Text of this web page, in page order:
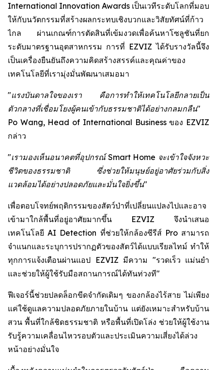
International Innovation Awards เป็นเวทีระดับโลกที่มอบ
ให้กับนวัตกรรมที่สร้างผลกระทบเชิงบวกและวิสัยทัศน์ที่ก้าว
ไกล ผ่านเกณฑ์การตัดสินที่เข้มงวดเพื่อค้นหาโซลูชันที่ยก
ระดับมาตรฐานอุตสาหกรรม การที่ EZVIZ ได้รับรางวัลนี้จึง
เป็นเครื่องยืนยันถึงความคิดสร้างสรรค์และคุณค่าของ
เทคโนโลยีที่เรามุ่งมั่นพัฒนาเสมอมา
"แรงบันดาลใจของเรา คือการทำให้เทคโนโลยีกลายเป็น
ตัวกลางที่เชื่อมโยงผู้คนเข้ากับธรรมชาติได้อย่างกลมกลืน"
Po Wang, Head of International Business ของ EZVIZ
กล่าว
"เรามองเห็นอนาคตที่อุปกรณ์ Smart Home จะเข้าใจจังหวะ
ชีวิตของธรรมชาติ ซึ่งช่วยให้มนุษย์อยู่อาศัยร่วมกับสิ่ง
แวดล้อมได้อย่างปลอดภัยและมั่นใจยิ่งขึ้น"
เพื่อตอบโจทย์พฤติกรรมของสัตว์ป่าที่เปลี่ยนแปลงไปและอาจ
เข้ามาใกล้พื้นที่อยู่อาศัยมากขึ้น EZVIZ จึงนำเสนอ
เทคโนโลยี AI Detection ที่ช่วยให้กล้องซีรีส์ Pro สามารถ
จำแนกและระบุการปรากฏตัวของสัตว์ได้แบบเรียลไทม์ ทำให้
ทุกการแจ้งเตือนผ่านแอป EZVIZ มีความ "รวดเร็ว แม่นยำ
และช่วยให้ผู้ใช้รับมือสถานการณ์ได้ทันท่วงที"
ฟีเจอร์นี้ช่วยปลดล็อกขีดจำกัดเดิมๆ ของกล้องไร้สาย ไม่เพียง
แค่ใช้ดูแลความปลอดภัยภายในบ้าน แต่ยังเหมาะสำหรับบ้าน
สวน พื้นที่ใกล้ชิดธรรมชาติ หรือพื้นที่เปิดโล่ง ช่วยให้ผู้ใช้งาน
รับรู้ความเคลื่อนไหวรอบตัวและประเมินความเสี่ยงได้ล่วง
หน้าอย่างมั่นใจ